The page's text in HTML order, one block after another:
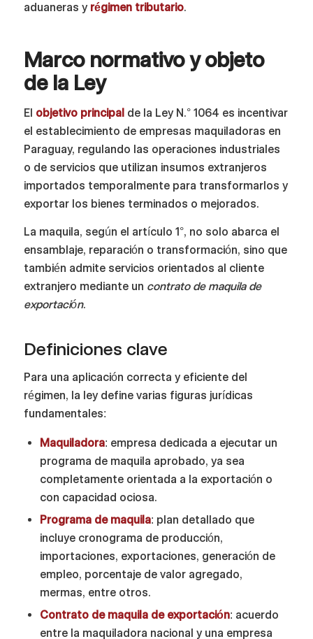
aduaneras yrégimen tributario.
Marco normativo y objeto
de la Ley
El objetivo principalde la Ley N.° 1064 es incentivar
el establecimiento de empresas maquiladoras en
Paraguay, regulando las operaciones industriales
o de servicios que utilizan insumos extranjeros
importados temporalmente para transformarlos y
exportar los bienes terminados o mejorados.
La maquila, según el artículo 1°, no solo abarca el
ensamblaje, reparación o transformación, sino que
también admite servicios orientados al cliente
extranjero mediante un contrato de maquila de
exportación.
Definiciones clave
Para una aplicación correcta y eficiente del
régimen, la ley define varias figuras jurídicas
fundamentales:
Maquiladora: empresa dedicada a ejecutar un
programa de maquila aprobado, ya sea
completamente orientada a la exportación o
con capacidad ociosa.
Programa de maquila: plan detallado que
incluye cronograma de producción,
importaciones, exportaciones, generación de
empleo, porcentaje de valor agregado,
mermas, entre otros.
Contrato de maquila de exportación: acuerdo
entre la maquiladora nacional y una empresa